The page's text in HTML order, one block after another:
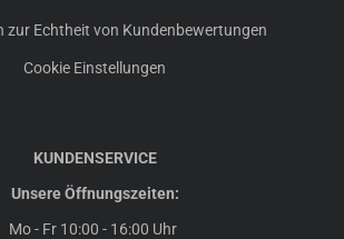
zur Echtheit von Kundenbewertungen
Cookie Einstellungen
KUNDENSERVICE
Unsere Öffnungszeiten:
Mo - Fr 10:00 - 16:00 Uhr